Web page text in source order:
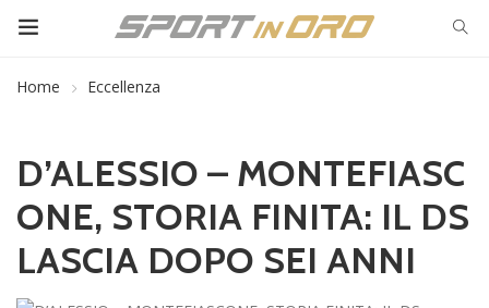
Home Eccellenza
D’ALESSIO – MONTEFIASC
ONE, STORIA FINITA: IL DS
LASCIA DOPO SEI ANNI